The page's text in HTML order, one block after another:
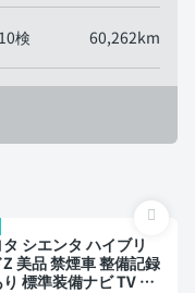
検 60,262km
タ シエンタ ハイブリ
Z 美品 禁煙車 整備記録
標準装備ナビ TV ブ